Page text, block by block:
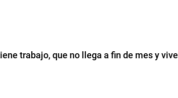
trabajo, que no llega a fin de mes y vive